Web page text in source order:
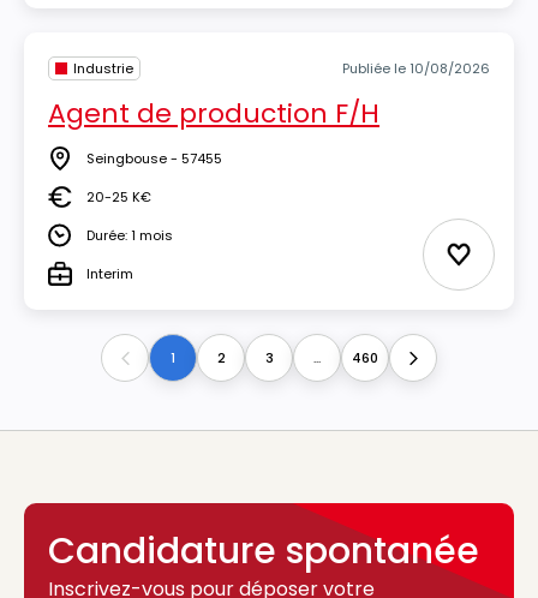
Industrie Publiée le 10/08/2026
Agent de production F/H
Lieu Seingbouse - 57455
Salaire20-25 K€
DuréeDurée: 1 mois
TypeInterim Ajouter
Previous1 2 3 ... 460 Next
Candidature spontanée
Inscrivez-vous pour déposer votre